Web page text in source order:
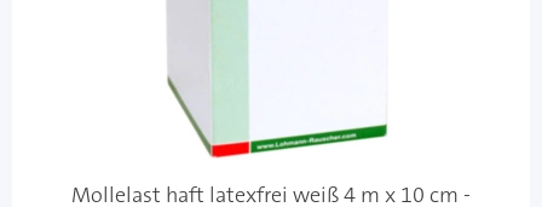
Mollelast haft latexfrei weiß 4 m x 10 cm -